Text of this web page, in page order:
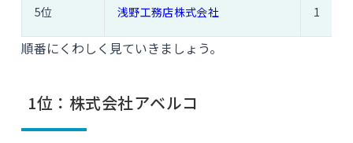
5位 浅野工務店株式会社 1
順番にくわしく見ていきましょう。
1位：株式会社アベルコ